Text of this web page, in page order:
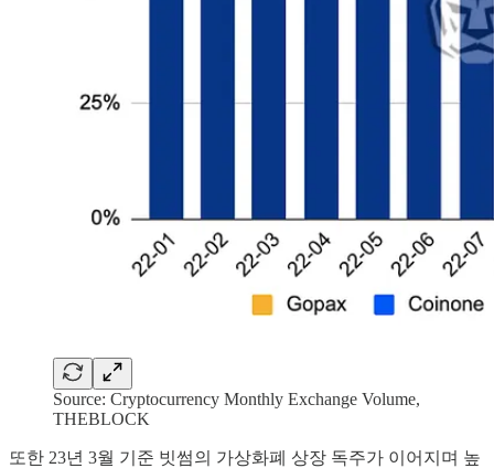
Source: Cryptocurrency Monthly Exchange Volume,
THEBLOCK
또한 23년 3월 기준 빗썸의 가상화폐 상장 독주가 이어지며 높